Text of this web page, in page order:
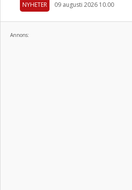
NYHETER 09 augusti 2026 10.00
Annons: